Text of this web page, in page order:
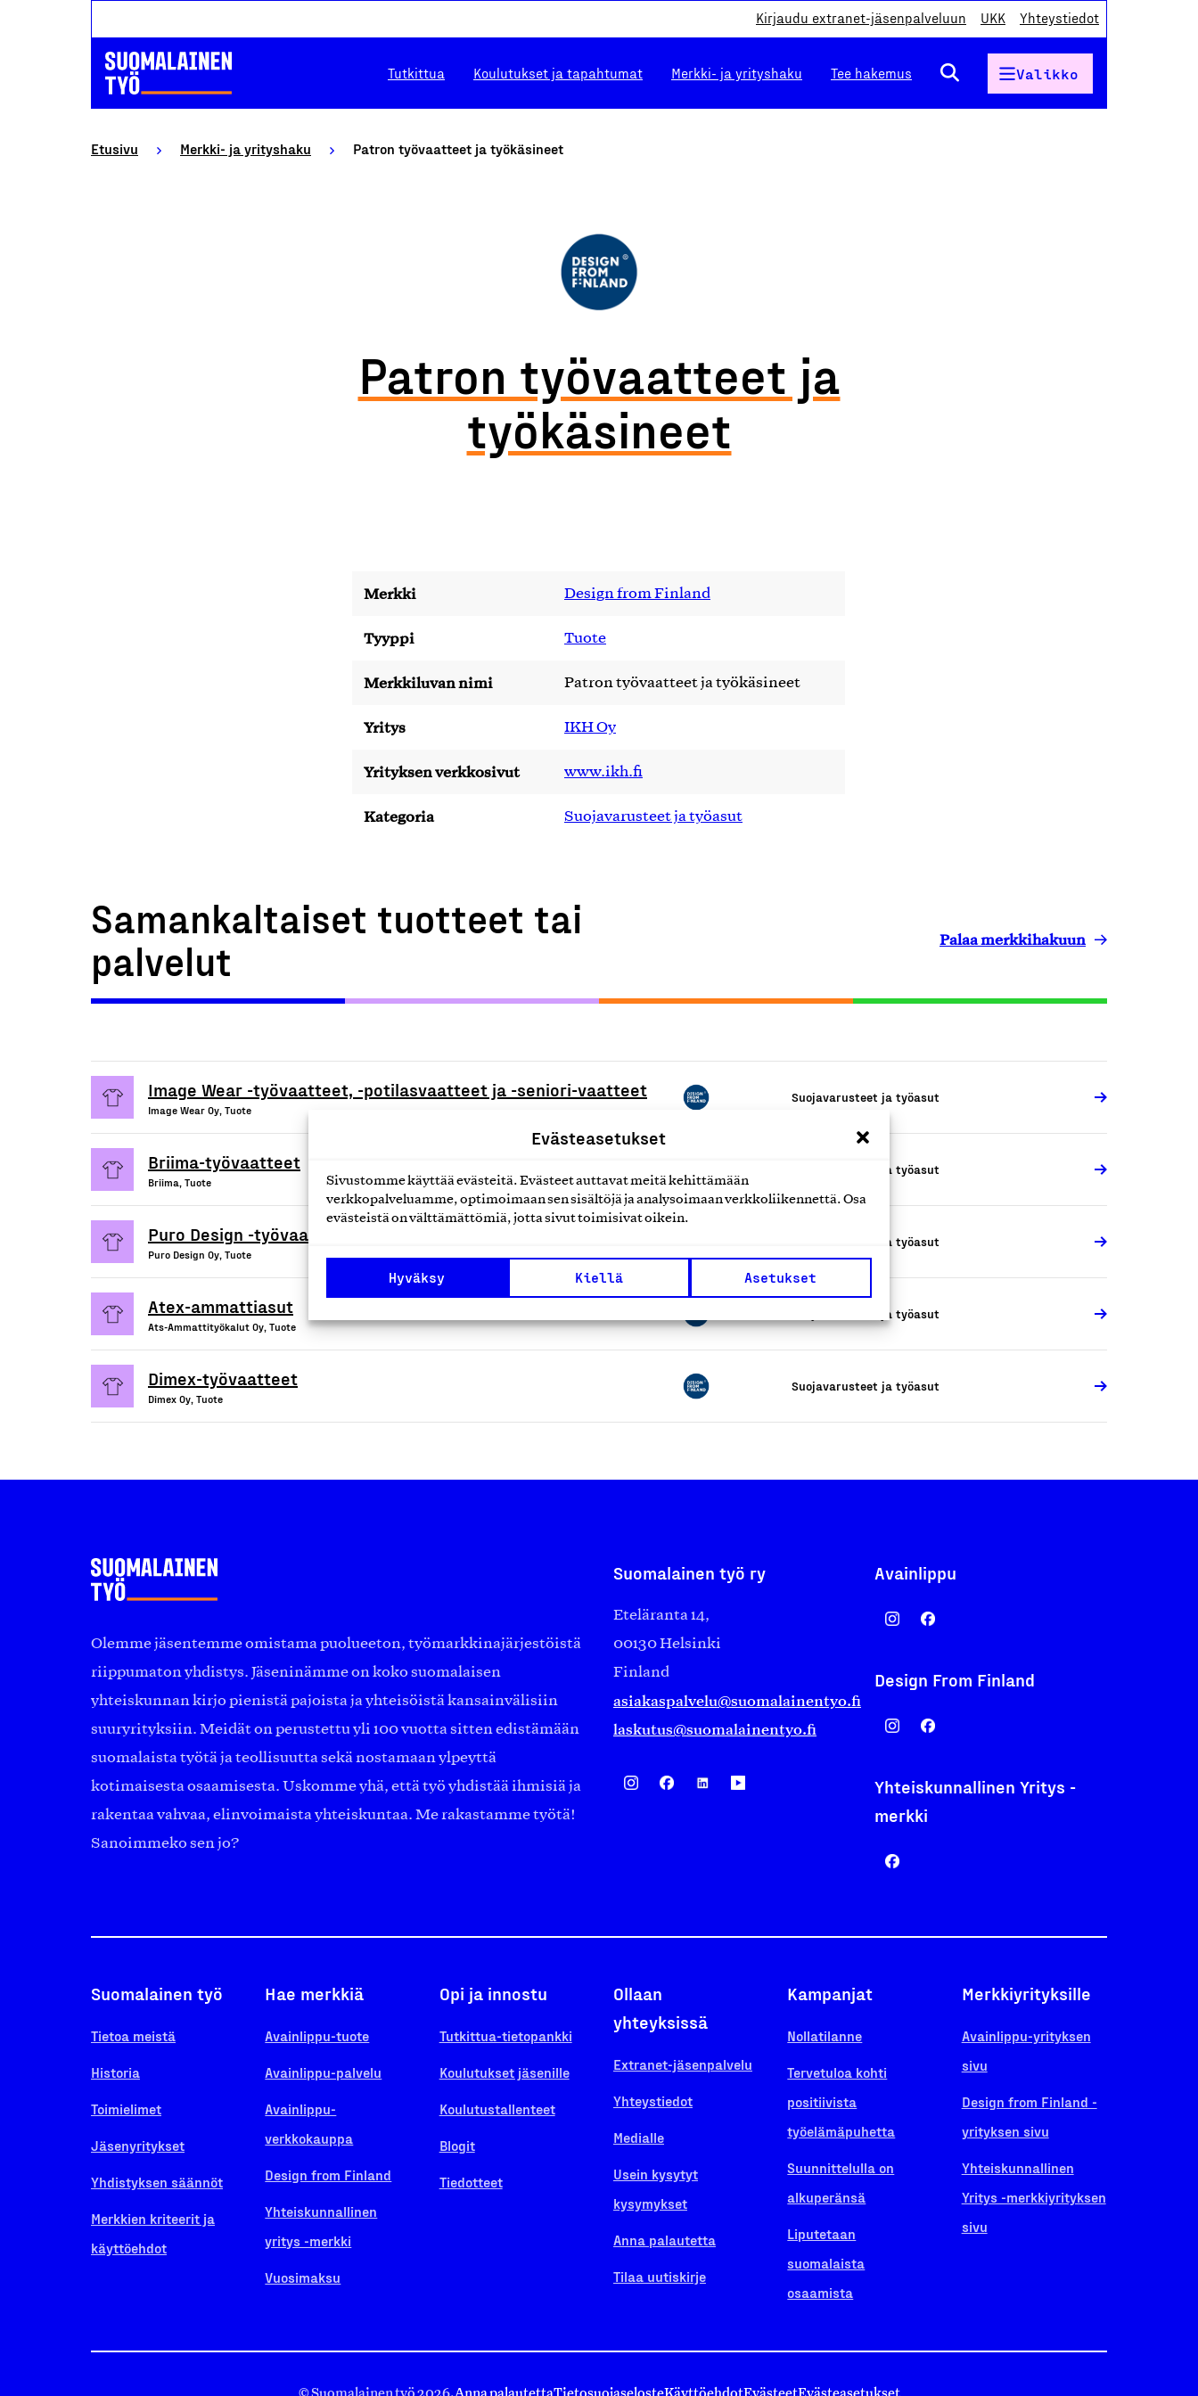
Evästeasetukset
Sivustomme käyttää evästeitä. Evästeet auttavat meitä kehittämään
verkkopalveluamme, optimoimaan sen sisältöjä ja analysoimaan verkkoliikennettä. Osa
evästeistä on välttämättömiä, jotta sivut toimisivat oikein.
Hyväksy Kiellä Asetukset
Kirjaudu extranet-jäsenpalveluun UKK Yhteystiedot
Tutkittua Koulutukset ja tapahtumat Merkki- ja yrityshaku Tee hakemus Valikko
Etusivu Merkki- ja yrityshaku Patron työvaatteet ja työkäsineet
Patron työvaatteet ja
työkäsineet
Merkki Design from Finland
Tyyppi Tuote
Merkkiluvan nimi Patron työvaatteet ja työkäsineet
Yritys IKH Oy
Yrityksen verkkosivut www.ikh.fi
Kategoria Suojavarusteet ja työasut
Samankaltaiset tuotteet tai
palvelut
Palaa merkkihakuun
Image Wear -työvaatteet, -potilasvaatteet ja -seniori-vaatteet
Image Wear Oy, Tuote
Suojavarusteet ja työasut
Briima-työvaatteet
Briima, Tuote
Suojavarusteet ja työasut
Puro Design -työvaatteet
Puro Design Oy, Tuote
Suojavarusteet ja työasut
Atex-ammattiasut
Ats-Ammattityökalut Oy, Tuote
Suojavarusteet ja työasut
Dimex-työvaatteet
Dimex Oy, Tuote
Suojavarusteet ja työasut
Olemme jäsentemme omistama puolueeton, työmarkkinajärjestöistä
riippumaton yhdistys. Jäseninämme on koko suomalaisen
yhteiskunnan kirjo pienistä pajoista ja yhteisöistä kansainvälisiin
suuryrityksiin. Meidät on perustettu yli 100 vuotta sitten edistämään
suomalaista työtä ja teollisuutta sekä nostamaan ylpeyttä
kotimaisesta osaamisesta. Uskomme yhä, että työ yhdistää ihmisiä ja
rakentaa vahvaa, elinvoimaista yhteiskuntaa. Me rakastamme työtä!
Sanoimmeko sen jo?
Suomalainen työ ry
Eteläranta 14,
00130 Helsinki
Finland
asiakaspalvelu@suomalainentyo.fi
laskutus@suomalainentyo.fi
Avainlippu
Design From Finland
Yhteiskunnallinen Yritys -
merkki
Suomalainen työ
Tietoa meistä
Historia
Toimielimet
Jäsenyritykset
Yhdistyksen säännöt
Merkkien kriteerit ja
käyttöehdot
Hae merkkiä
Avainlippu-tuote
Avainlippu-palvelu
Avainlippu-
verkkokauppa
Design from Finland
Yhteiskunnallinen
yritys -merkki
Vuosimaksu
Opi ja innostu
Tutkittua-tietopankki
Koulutukset jäsenille
Koulutustallenteet
Blogit
Tiedotteet
Ollaan
yhteyksissä
Extranet-jäsenpalvelu
Yhteystiedot
Medialle
Usein kysytyt
kysymykset
Anna palautetta
Tilaa uutiskirje
Kampanjat
Nollatilanne
Tervetuloa kohti
positiivista
työelämäpuhetta
Suunnittelulla on
alkuperänsä
Liputetaan
suomalaista
osaamista
Merkkiyrityksille
Avainlippu-yrityksen
sivu
Design from Finland -
yrityksen sivu
Yhteiskunnallinen
Yritys -merkkiyrityksen
sivu